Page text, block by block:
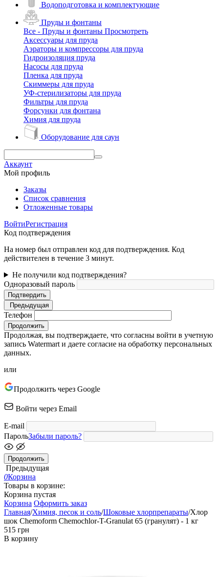
Водоподготовка и комплектующие
Пруды и фонтаны
Все - Пруды и фонтаны Просмотреть
Аксессуары для пруда
Аэраторы и компрессоры для пруда
Гидроизоляция пруда
Насосы для пруда
Пленка для пруда
Скиммеры для пруда
УФ-стерилизаторы для пруда
Фильтры для пруда
Форсунки для фонтана
Химия для пруда
Оборудование для саун
Аккаунт
Мой профиль
Заказы
Список сравнения
Отложенные товары
ВойтиРегистрация
Код подтверждения
На номер был отправлен код для подтверждения. Код
действителен в течение 3 минут.
Не получили код подтверждения?
Одноразовый пароль
Подтвердить
Предыдущая
Телефон
Продолжить
Продолжая, вы подтверждаете, что согласны войти в учетную
запись Watermart и даете согласие на обработку персональных
данных.
или
Продолжить через Google
Войти через Email
E-mail
ПарольЗабыли пароль?
Продолжить
Предыдущая
0Корзина
Товары в корзине:
Корзина пустая
Корзина Оформить заказ
Главная/Химия, песок и соль/Шоковые хлорпрепараты/Хлор
шок Chemoform Chemochlor-T-Granulat 65 (гранулят) - 1 кг
‍515‍ грн
В корзину